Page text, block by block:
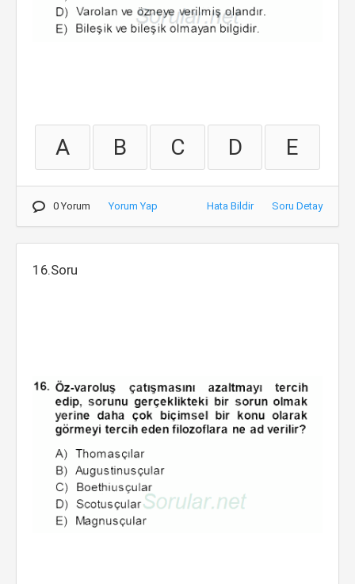
A B C D E
0 Yorum Yorum Yap Hata Bildir Soru Detay
16.Soru